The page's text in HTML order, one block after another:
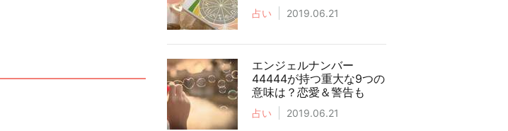
占い 2019.06.21
エンジェルナンバー
44444が持つ重大な9つの
意味は？恋愛＆警告も
占い 2019.06.21